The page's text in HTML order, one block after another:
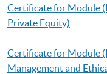
Certificate for Module
Private Equity)
Certificate for Module
Management and